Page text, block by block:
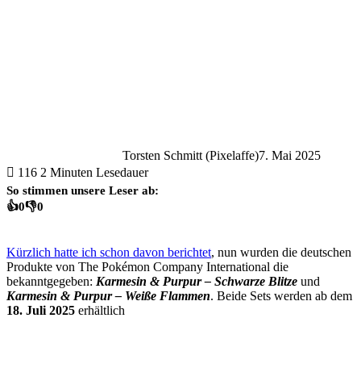
Torsten Schmitt (Pixelaffe)7. Mai 2025
116 2 Minuten Lesedauer
So stimmen unsere Leser ab:
👍0👎0
Kürzlich hatte ich schon davon berichtet, nun wurden die deutschen
Produkte von The Pokémon Company International die
bekanntgegeben: Karmesin & Purpur – Schwarze Blitze und
Karmesin & Purpur – Weiße Flammen. Beide Sets werden ab dem
18. Juli 2025 erhältlich